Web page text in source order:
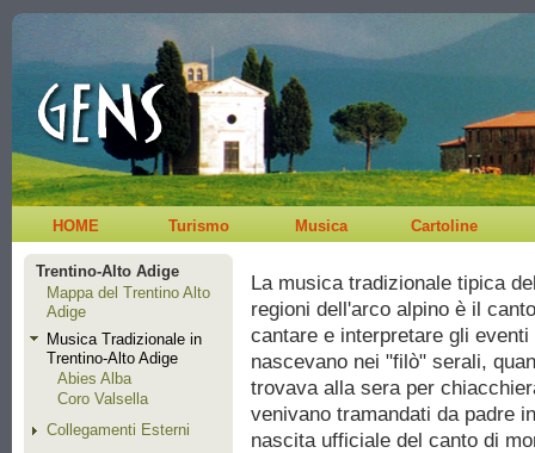
HOME Turismo Musica Cartoline
Trentino-Alto Adige
Mappa del Trentino Alto
Adige
Musica Tradizionale in
Trentino-Alto Adige
Abies Alba
Coro Valsella
Collegamenti Esterni
La musica tradizionale tipica
regioni dell'arco alpino è il
cantare e interpretare gli
nascevano nei "filò" serali,
trovava alla sera per
venivano tramandati da padre
nascita ufficiale del canto di